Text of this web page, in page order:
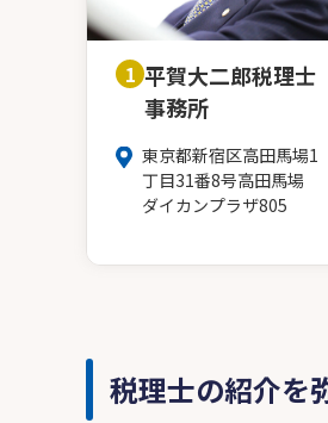
1 平賀大二郎税理士
事務所
東京都新宿区高田馬場1
丁目31番8号高田馬場
ダイカンプラザ805
税理士の紹介を